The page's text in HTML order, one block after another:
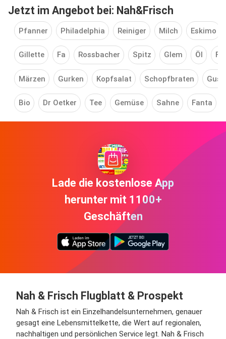
Jetzt im Angebot bei: Nah&Frisch
Pfanner Philadelphia Reiniger Milch Eskimo
Gillette Fa Rossbacher Spitz Glem Öl
Märzen Gurken Kopfsalat Schopfbraten
Bio Dr Oetker Tee Gemüse Sahne Fanta
Lade die kostenlose App
herunter mit 1100+
Geschäften
Nah & Frisch Flugblatt & Prospekt
Nah & Frisch ist ein Einzelhandelsunternehmen, genauer
gesagt eine Lebensmittelkette, die Wert auf regionalen,
nachhaltigen und persönlichen Service legt. Nah & Frisch